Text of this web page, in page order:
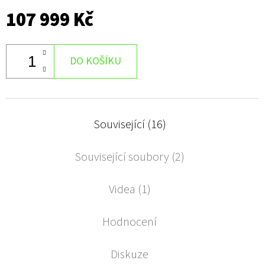
107 999 Kč
DO KOŠÍKU
Související (16)
Související soubory (2)
Videa (1)
Hodnocení
Diskuze